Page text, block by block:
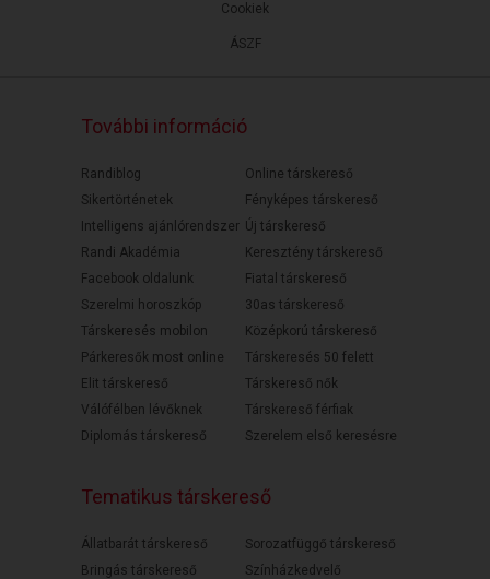
ÁSZF
Cookiek
További információ
Randiblog
Sikertörténetek
Intelligens ajánlórendszer
Randi Akadémia
Facebook oldalunk
Szerelmi horoszkóp
Társkeresés mobilon
Párkeresők most online
Elit társkereső
Válófélben lévőknek
Diplomás társkereső
Online társkereső
Fényképes társkereső
Új társkereső
Keresztény társkereső
Fiatal társkereső
30as társkereső
Középkorú társkereső
Társkeresés 50 felett
Társkereső nők
Társkereső férfiak
Szerelem első keresésre
Tematikus társkereső
Állatbarát társkereső
Bringás társkereső
Sorozatfüggő társkereső
Színházkedvelő